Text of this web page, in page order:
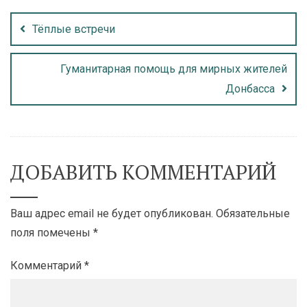
Тёплые встречи
Гуманитарная помощь для мирных жителей
Донбасса
ДОБАВИТЬ КОММЕНТАРИЙ
Ваш адрес email не будет опубликован. Обязательные
поля помечены *
Комментарий *